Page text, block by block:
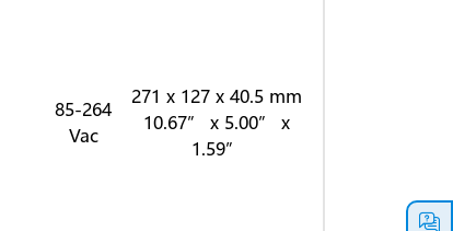
85-264
Vac
271 x 127 x 40.5 mm
10.67” x 5.00” x
1.59”